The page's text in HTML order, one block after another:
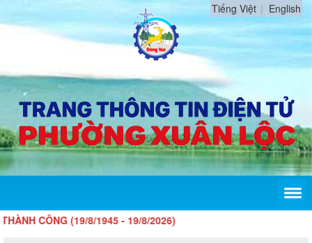
Tiếng Việt English
CÔNG (19/8/1945 - 19/8/2026)